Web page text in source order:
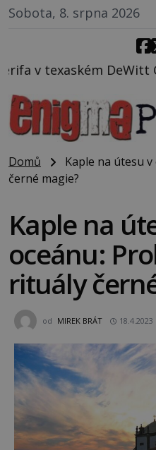
Sobota, 8. srpna 2026
pořizuje video,
Domů
Kaple na útesu
černé magie?
Kaple na
oceánu:
rituály
od MIREK BRÁT 18.4.2023